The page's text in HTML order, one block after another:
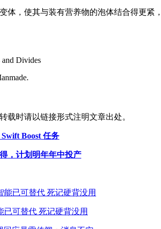
，使其与装有营养物的泡体结合得更紧
Divides
载时请以链接形式注明文章出处。
Boost 任务
，计划明年年中投产
可替代 死记硬背没用